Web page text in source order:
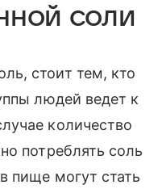
соли
стоит тем, кто
людей ведет к
количество
потреблять соль
пище могут стать